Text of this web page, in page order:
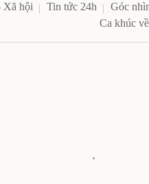
TÀI NGUYÊN -
Xã hội Tin tức 24h Góc
Ca khúc